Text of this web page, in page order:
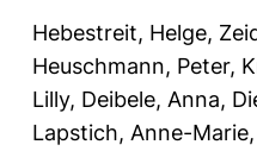
Hebestreit, Helge,
Heuschmann, Peter,
Lilly, Deibele, Anna,
Lapstich, Anne-Marie,